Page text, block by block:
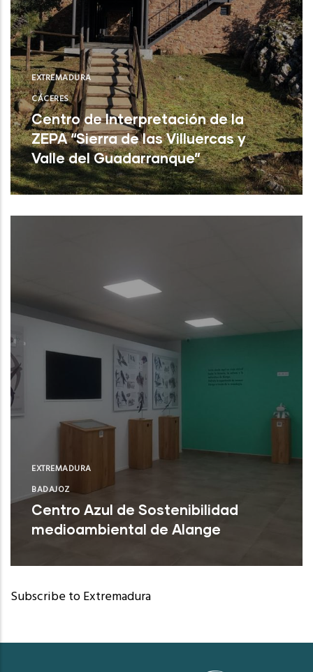
EXTREMADURA
CÁCERES
Centro de Interpretación de la
ZEPA “Sierra de las Villuercas y
Valle del Guadarranque”
Cañamero (Cáceres)
EXTREMADURA
BADAJOZ
Centro Azul de Sostenibilidad
medioambiental de Alange
Alange (Badajoz)
Subscribe to Extremadura